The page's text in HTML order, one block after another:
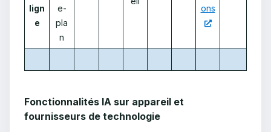
lign
e
e-
pla
n
ons
Fonctionnalités IA sur appareil et
fournisseurs de technologie